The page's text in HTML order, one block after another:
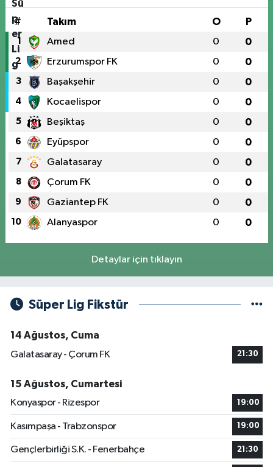
# Takım O P
1 Amed 0 0
2 Erzurumspor FK 0 0
3 Başakşehir 0 0
4 Kocaelispor 0 0
5 Beşiktaş 0 0
6 Eyüpspor 0 0
7 Galatasaray 0 0
8 Çorum FK 0 0
9 Gaziantep FK 0 0
10 Alanyaspor 0 0
Detaylar için tıklayın
Süper Lig Fikstür
14 Ağustos, Cuma
Galatasaray - Çorum FK
21:30
15 Ağustos, Cumartesi
Konyaspor - Rizespor
19:00
Kasımpaşa - Trabzonspor 19:00
Gençlerbirliği S.K. - Fenerbahçe 21:30